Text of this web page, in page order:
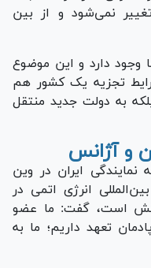
نمی‌شود و از بین
وجود دارد و این موضوع
شرایط تجزیه یک کشور هم
به دولت جدید منتقل
و آژانس
نمایندگی ایران در وین
انرژی اتمی در
است، گفت: ما عضو
تعهد داریم؛ ما به